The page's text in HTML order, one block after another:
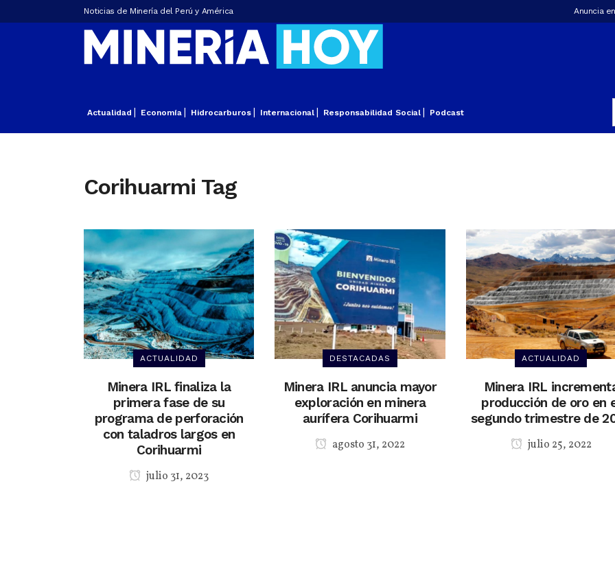
Noticias de Minería del Perú y América Anuncia
Actualidad Economía Hidrocarburos Internacional Responsabilidad Social Podcast
Corihuarmi Tag
ACTUALIDAD
Minera IRL finaliza la
primera fase de su
programa de perforación
con taladros largos en
Corihuarmi
julio 31, 2023
DESTACADAS
Minera IRL anuncia mayor
exploración en minera
aurífera Corihuarmi
agosto 31, 2022
ACTUALIDAD
Minera IRL
producción de oro en
segundo trimestre de
julio 25, 2022